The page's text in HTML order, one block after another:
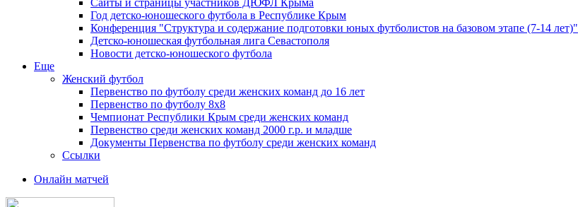
Сайты и страницы участников ДЮФЛ Крыма
Год детско-юношеского футбола в Республике Крым
Конференция "Структура и содержание подготовки юных футболистов на базовом этапе (7-14 лет)"
Детско-юношеская футбольная лига Севастополя
Новости детско-юношеского футбола
Еще
Женский футбол
Первенство по футболу среди женских команд до 16 лет
Первенство по футболу 8х8
Чемпионат Республики Крым среди женских команд
Первенство среди женских команд 2000 г.р. и младше
Документы Первенства по футболу среди женских команд
Ссылки
Онлайн матчей